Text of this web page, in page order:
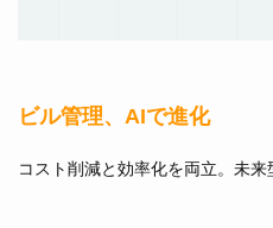
ビル管理、AIで進化
コスト削減と効率化を両立。未来